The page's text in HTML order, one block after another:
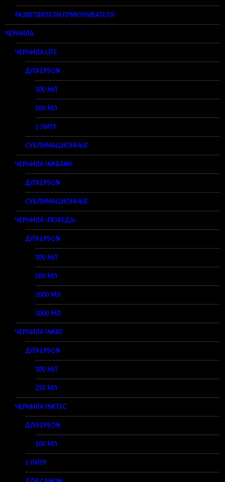
РАЗВЕТВИТЕЛИ ПРИКУРИВАТЕЛЯ
ЧЕРНИЛА
ЧЕРНИЛА LIFE
ДЛЯ EPSON
100 МЛ
500 МЛ
1 ЛИТР
СУБЛИМАЦИОННЫЕ
ЧЕРНИЛА INKBANK
ДЛЯ EPSON
СУБЛИМАЦИОННЫЕ
ЧЕРНИЛА «ПОБЕДА»
ДЛЯ EPSON
100 МЛ
500 МЛ
1000 МЛ
5000 МЛ
ЧЕРНИЛА INKRF
ДЛЯ EPSON
100 МЛ
250 МЛ
ЧЕРНИЛА INKTEC
ДЛЯ EPSON
100 МЛ
1 ЛИТР